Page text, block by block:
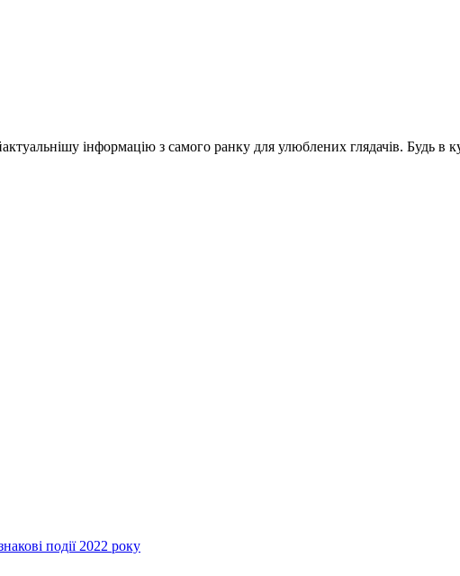
інформацію з самого ранку для улюблених глядачів. Будь в
події 2022 року